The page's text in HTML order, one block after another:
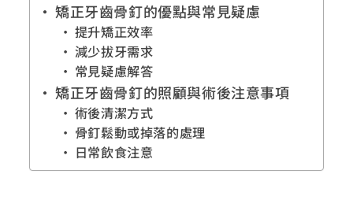
矯正牙齒骨釘的優點與常見疑慮
提升矯正效率
減少拔牙需求
常見疑慮解答
矯正牙齒骨釘的照顧與術後注意事項
術後清潔方式
骨釘鬆動或掉落的處理
日常飲食注意